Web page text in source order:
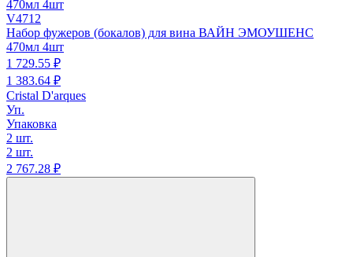
V4712
Набор фужеров (бокалов) для вина ВАЙН ЭМОУШЕНС
470мл 4шт
1 729.55 ₽
1 383.64 ₽
Cristal D'arques
Уп.
Упаковка
2 шт.
2 шт.
2 767.28 ₽